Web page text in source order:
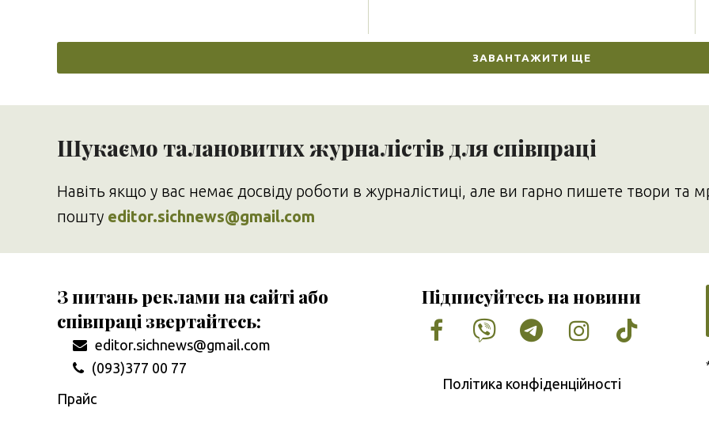
ЗАВАНТАЖИТИ ЩЕ
Шукаємо талановитих журналістів для співпраці
Навіть якщо у вас немає досвіду роботи в журналістиці, але ви гарно пишете твори та
пошту editor.sichnews@gmail.com
З питань реклами на сайті або
співпраці звертайтесь:
editor.sichnews@gmail.com
(093)377 00 77
Прайс
Підписуйтесь на новини
Facebook
VimeoTumblrInstagram
Tiktok
Політика конфіденційності